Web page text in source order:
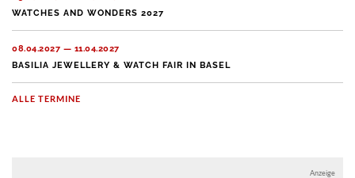
WATCHES AND WONDERS 2027
08.04.2027 — 11.04.2027
BASILIA JEWELLERY & WATCH FAIR IN BASEL
ALLE TERMINE
Anzeige